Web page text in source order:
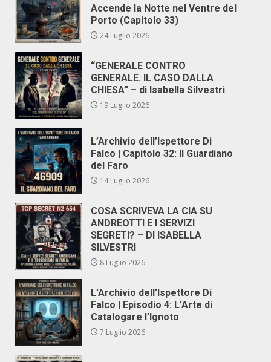
Accende la Notte nel Ventre del
Porto (Capitolo 33)
24 Luglio 2026
“GENERALE CONTRO
GENERALE. IL CASO DALLA
CHIESA” – di Isabella Silvestri
19 Luglio 2026
L’Archivio dell’Ispettore Di
Falco | Capitolo 32: Il Guardiano
del Faro
14 Luglio 2026
COSA SCRIVEVA LA CIA SU
ANDREOTTI E I SERVIZI
SEGRETI? – DI ISABELLA
SILVESTRI
8 Luglio 2026
L’Archivio dell’Ispettore Di
Falco | Episodio 4: L’Arte di
Catalogare l’Ignoto
7 Luglio 2026